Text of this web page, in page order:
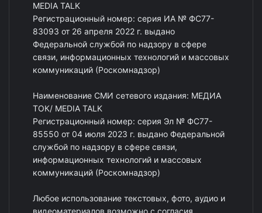
MEDIA TALK
Регистрационный номер: серия ИА № ФС77-
83093 от 26 апреля 2022 г. выдано
Федеральной службой по надзору в сфере
связи, информационных технологий и массовых
коммуникаций (Роскомнадзор)
Наименование СМИ сетевого издания: МЕДИА
ТОК/ MEDIA TALK
Регистрационный номер: серия Эл № ФС77-
85550 от 04 июля 2023 г. выдано Федеральной
службой по надзору в сфере связи,
информационных технологий и массовых
коммуникаций (Роскомнадзор)
Любое использование текстовых, фото, аудио и